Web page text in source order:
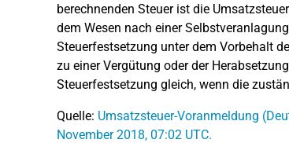
berechnenden Steuer ist die
dem Wesen nach einer
Steuerfestsetzung unter dem Vorbehalt
zu einer Vergütung oder der
Steuerfestsetzung gleich, wenn die
Quelle: Umsatzsteuer-Voranmeldung
November 2018, 07:02 UTC.